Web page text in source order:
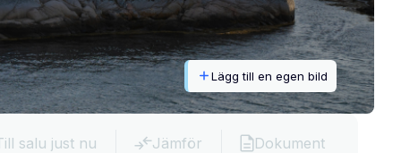
Lägg till en egen bild
salu just nu Jämför Dokument